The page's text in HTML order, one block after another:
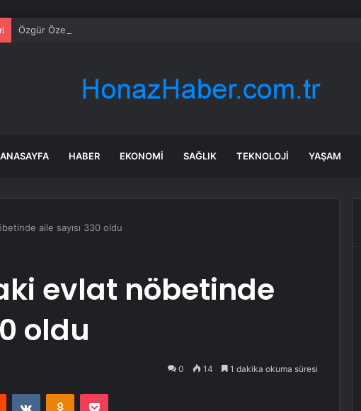
Özgür Özel, Yeni Parti’nin genel başkanı seçildi
ANASAYFA HABER EKONOMI SAĞLIK TEKNOLOJI YAŞAM
aile sayısı 330 oldu
evlat nöbetinde
oldu
0 14 1 dakika okuma süresi
Reddit VKontakteOdnoklassniki
Pocket